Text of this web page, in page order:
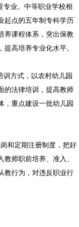
业。中等职业学校相
起点的五年制专科学历
养课程体系，突出保教
高培养专业化水平。
方式，以农村幼儿园
的法律培训，提高教师
，重点建设一批幼儿园
和定期注册制度，把好
师职前培养、准入、
教行为，对违反职业行